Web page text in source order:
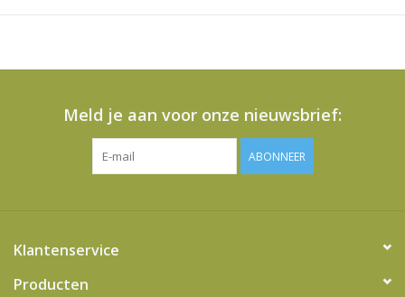
Meld je aan voor onze nieuwsbrief:
ABONNEER
Klantenservice
Producten